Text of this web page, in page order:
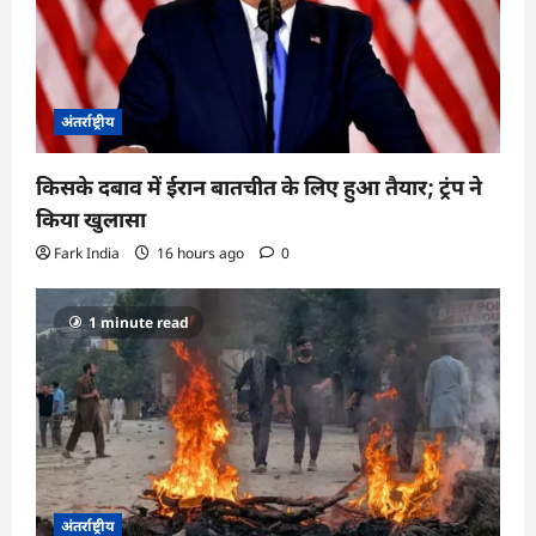
अंतर्राष्ट्रीय
किसके दबाव में ईरान बातचीत के लिए हुआ तैयार; ट्रंप ने
किया खुलासा
Fark India 16 hours ago 0
1 minute read
अंतर्राष्ट्रीय